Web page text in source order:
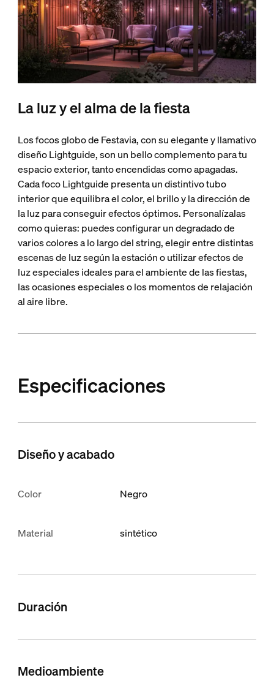
La luz y el alma de la fiesta
Los focos globo de Festavia, con su elegante y llamativo
diseño Lightguide, son un bello complemento para tu
espacio exterior, tanto encendidas como apagadas.
Cada foco Lightguide presenta un distintivo tubo
interior que equilibra el color, el brillo y la dirección de
la luz para conseguir efectos óptimos. Personalízalas
como quieras: puedes configurar un degradado de
varios colores a lo largo del string, elegir entre distintas
escenas de luz según la estación o utilizar efectos de
luz especiales ideales para el ambiente de las fiestas,
las ocasiones especiales o los momentos de relajación
al aire libre.
Especificaciones
Diseño y acabado
Color Negro
Material sintético
Duración
Medioambiente